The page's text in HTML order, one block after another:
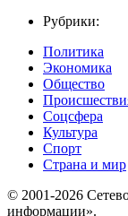
Рубрики:
Политика
Экономика
Общество
Соцсфера
Культура
Спорт
Страна и мир
© 2001-2026
информации».